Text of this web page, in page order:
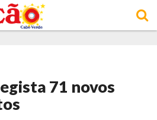
71 novos